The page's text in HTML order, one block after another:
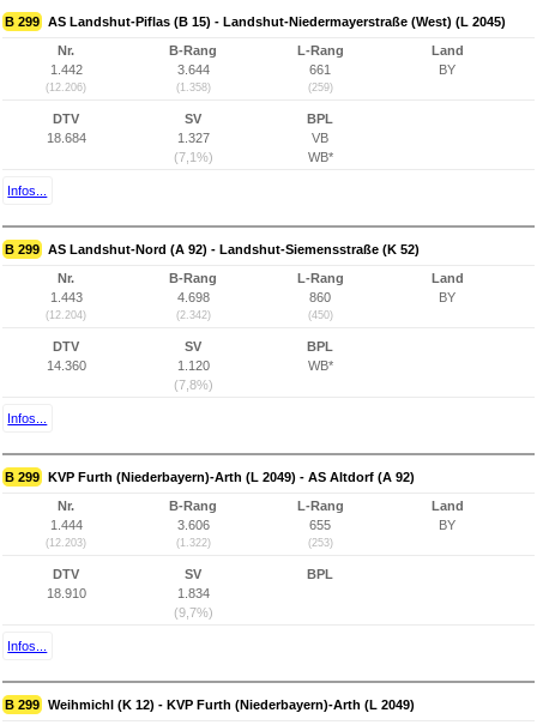
B 299 AS Landshut-Piflas (B 15) - Landshut-Niedermayerstraße (West) (L 2045)
Nr.
1.442
(12.206)
B-Rang
3.644
(1.358)
L-Rang
661
(259)
Land
BY
DTV
18.684
SV
1.327
(7,1%)
BPL
VB
WB*
Infos...
B 299 AS Landshut-Nord (A 92) - Landshut-Siemensstraße (K 52)
Nr.
1.443
(12.204)
B-Rang
4.698
(2.342)
L-Rang
860
(450)
Land
BY
DTV
14.360
SV
1.120
(7,8%)
BPL
WB*
Infos...
B 299 KVP Furth (Niederbayern)-Arth (L 2049) - AS Altdorf (A 92)
Nr.
1.444
(12.203)
B-Rang
3.606
(1.322)
L-Rang
655
(253)
Land
BY
DTV
18.910
SV
1.834
(9,7%)
BPL
Infos...
B 299 Weihmichl (K 12) - KVP Furth (Niederbayern)-Arth (L 2049)